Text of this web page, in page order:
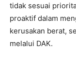
tidak sesuai
proaktif dalam
kerusakan berat,
melalui DAK.